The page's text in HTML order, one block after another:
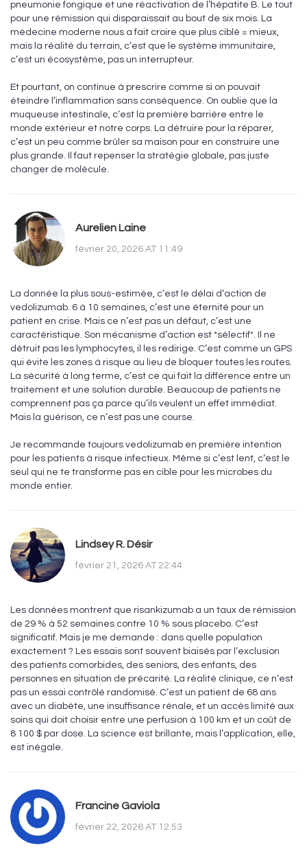
pneumonie fongique et une réactivation de l’hépatite B. Le tout
pour une rémission qui disparaissait au bout de six mois. La
médecine moderne nous a fait croire que plus ciblé = mieux,
mais la réalité du terrain, c’est que le système immunitaire,
c’est un écosystème, pas un interrupteur.
Et pourtant, on continue à prescrire comme si on pouvait
éteindre l’inflammation sans conséquence. On oublie que la
muqueuse intestinale, c’est la première barrière entre le
monde extérieur et notre corps. La détruire pour la réparer,
c’est un peu comme brûler sa maison pour en construire une
plus grande. Il faut repenser la stratégie globale, pas juste
changer de molécule.
Aurelien Laine
février 20, 2026 AT 11:49
La donnée la plus sous-estimée, c’est le délai d’action de
vedolizumab. 6 à 10 semaines, c’est une éternité pour un
patient en crise. Mais ce n’est pas un défaut, c’est une
caractéristique. Son mécanisme d’action est *sélectif*. Il ne
détruit pas les lymphocytes, il les redirige. C’est comme un GPS
qui évite les zones à risque au lieu de bloquer toutes les routes.
La sécurité à long terme, c’est ce qui fait la différence entre un
traitement et une solution durable. Beaucoup de patients ne
comprennent pas ça parce qu’ils veulent un effet immédiat.
Mais la guérison, ce n’est pas une course.
Je recommande toujours vedolizumab en première intention
pour les patients à risque infectieux. Même si c’est lent, c’est le
seul qui ne te transforme pas en cible pour les microbes du
monde entier.
Lindsey R. Désir
février 21, 2026 AT 22:44
Les données montrent que risankizumab a un taux de rémission
de 29 % à 52 semaines contre 10 % sous placebo. C’est
significatif. Mais je me demande : dans quelle population
exactement ? Les essais sont souvent biaisés par l’exclusion
des patients comorbides, des seniors, des enfants, des
personnes en situation de précarité. La réalité clinique, ce n’est
pas un essai contrôlé randomisé. C’est un patient de 68 ans
avec un diabète, une insuffisance rénale, et un accès limité aux
soins qui doit choisir entre une perfusion à 100 km et un coût de
8 100 $ par dose. La science est brillante, mais l’application, elle,
est inégale.
Francine Gaviola
février 22, 2026 AT 12:53